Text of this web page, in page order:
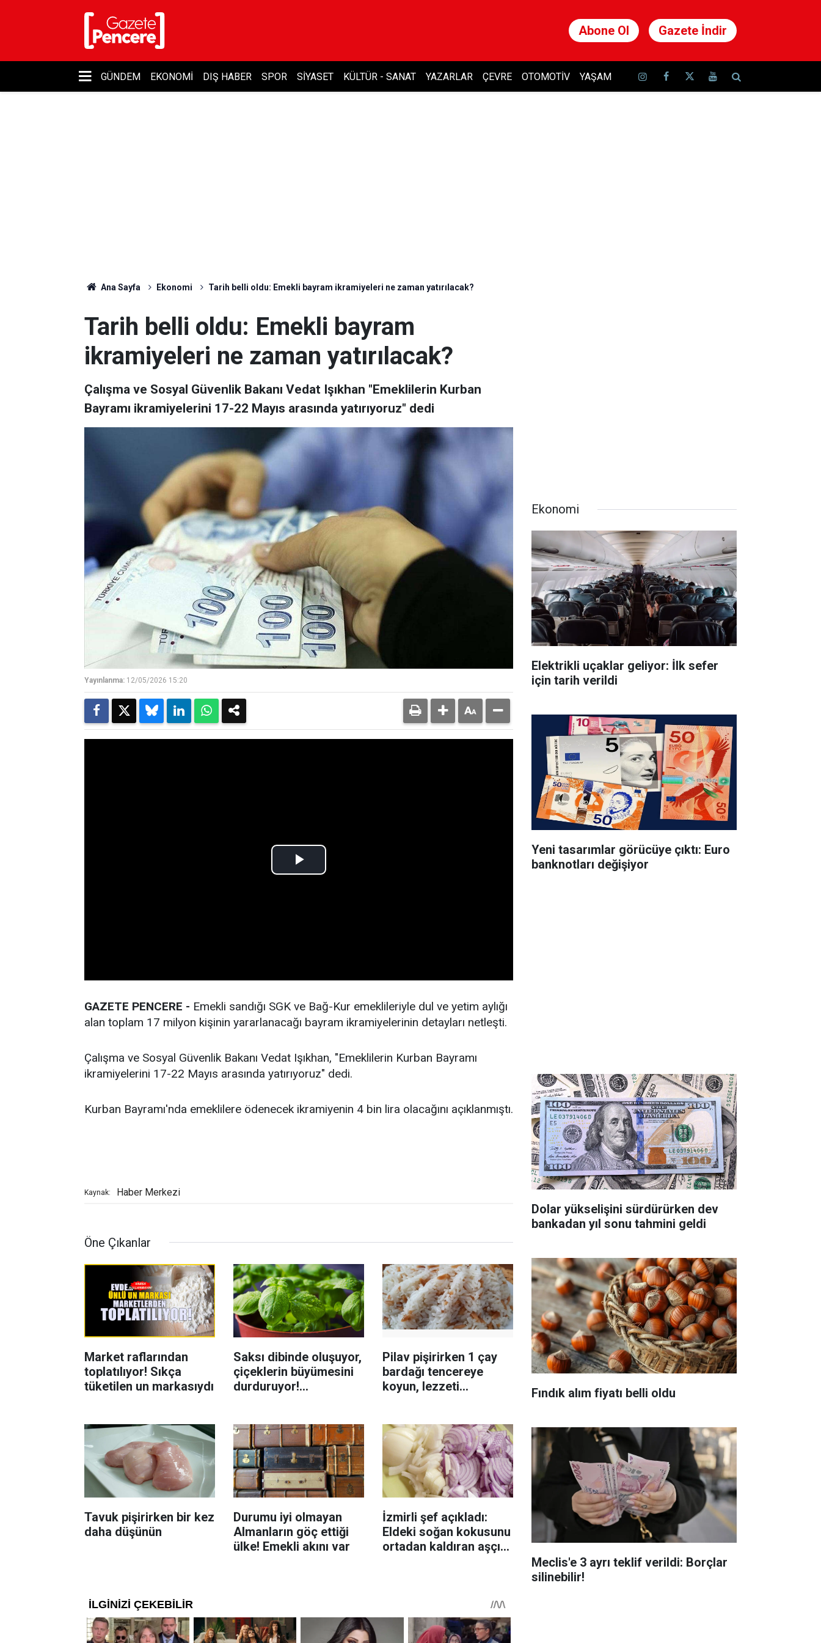
Abone Ol Gazete İndir
GÜNDEM EKONOMI DIŞ HABER SPOR SIYASET KÜLTÜR - SANAT YAZARLAR ÇEVRE OTOMOTIV YAŞAM
Ana Sayfa Ekonomi Tarih belli oldu: Emekli bayram ikramiyeleri ne zaman yatırılacak?
Tarih belli oldu: Emekli bayram
ikramiyeleri ne zaman yatırılacak?
Çalışma ve Sosyal Güvenlik Bakanı Vedat Işıkhan "Emeklilerin Kurban
Bayramı ikramiyelerini 17-22 Mayıs arasında yatırıyoruz" dedi
Yayınlanma: 12/05/2026 15:20
GAZETE PENCERE - Emekli sandığı SGK ve Bağ-Kur emeklileriyle dul ve yetim aylığı
alan toplam 17 milyon kişinin yararlanacağı bayram ikramiyelerinin detayları netleşti.
Çalışma ve Sosyal Güvenlik Bakanı Vedat Işıkhan, "Emeklilerin Kurban Bayramı
ikramiyelerini 17-22 Mayıs arasında yatırıyoruz" dedi.
Kurban Bayramı'nda emeklilere ödenecek ikramiyenin 4 bin lira olacağını açıklanmıştı.
Kaynak: Haber Merkezi
Öne Çıkanlar
Market raflarından
toplatılıyor! Sıkça
tüketilen un markasıydı
Saksı dibinde oluşuyor,
çiçeklerin büyümesini
durduruyor!
Pilav pişirirken 1 çay
bardağı tencereye
koyun, lezzeti
Tavuk pişirirken bir kez
daha düşünün
Durumu iyi olmayan
Almanların göç ettiği
ülke! Emekli akını var
İzmirli şef açıkladı:
Eldeki soğan kokusunu
ortadan kaldıran aşçı
Ekonomi
Elektrikli uçaklar geliyor: İlk sefer
için tarih verildi
Yeni tasarımlar görücüye çıktı: Euro
banknotları değişiyor
Dolar yükselişini sürdürürken dev
bankadan yıl sonu tahmini geldi
Fındık alım fiyatı belli oldu
Meclis'e 3 ayrı teklif verildi: Borçlar
silinebilir!